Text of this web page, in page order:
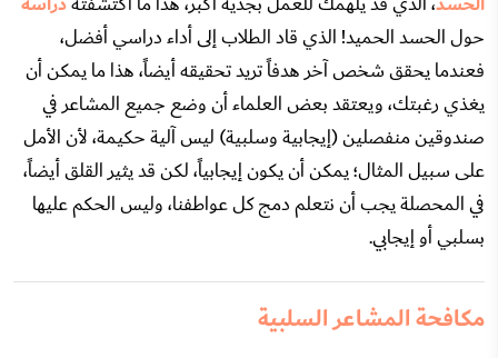
حول الحسد الحميد! الذي قاد الطلاب إلى أداء دراسي أفضل،
فعندما يحقق شخص آخر هدفاً تريد تحقيقه أيضاً، هذا ما يمكن أن
يغذي رغبتك، ويعتقد بعض العلماء أن وضع جميع المشاعر في
صندوقين منفصلين (إيجابية وسلبية) ليس آلية حكيمة، لأن الأمل
على سبيل المثال؛ يمكن أن يكون إيجابياً، لكن قد يثير القلق أيضاً،
في المحصلة يجب أن نتعلم دمج كل عواطفنا، وليس الحكم عليها
بسلبي أو إيجابي.
مكافحة المشاعر السلبية